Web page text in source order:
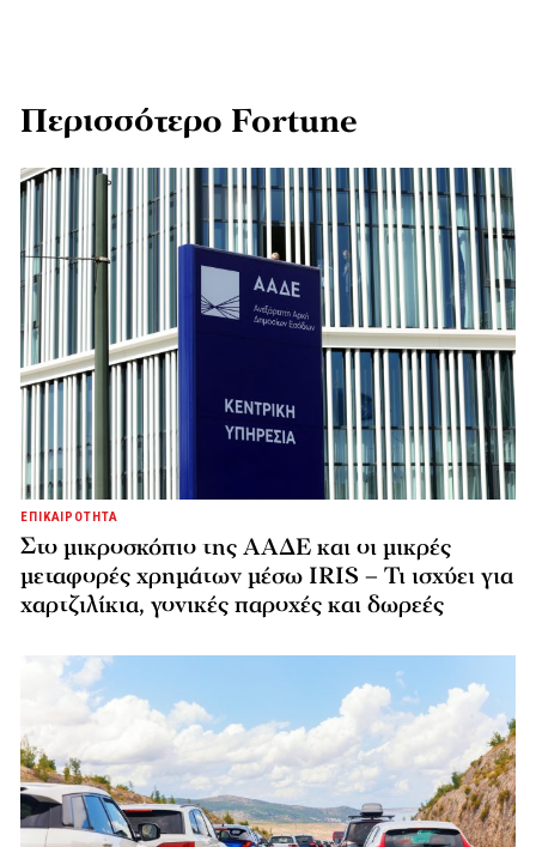
Περισσότερο Fortune
ΕΠΙΚΑΙΡΟΤΗΤΑ
Στο μικροσκόπιο της ΑΑΔΕ και οι μικρές
μεταφορές χρημάτων μέσω IRIS – Τι ισχύει για
χαρτζιλίκια, γονικές παροχές και δωρεές